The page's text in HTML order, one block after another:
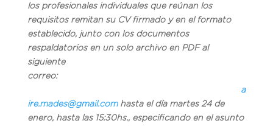
los profesionales individuales que reúnan los
requisitos remitan su CV firmado y en el formato
establecido, junto con los documentos
respaldatorios en un solo archivo en PDF al
siguiente
correo:
a
ire.mades@gmail.comhasta el día martes 24 de
enero, hasta las 15:30hs., especificando en el asunto